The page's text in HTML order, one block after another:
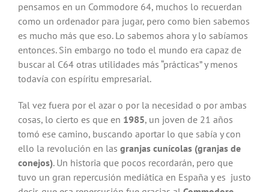
pensamos en un Commodore 64, muchos lo recuerdan
como un ordenador para jugar, pero como bien sabemos
es mucho más que eso. Lo sabemos ahora y lo sabíamos
entonces. Sin embargo no todo el mundo era capaz de
buscar al C64 otras utilidades más “prácticas” y menos
todavía con espíritu empresarial.
Tal vez fuera por el azar o por la necesidad o por ambas
cosas, lo cierto es que en 1985, un joven de 21 años
tomó ese camino, buscando aportar lo que sabía y con
ello la revolución en las granjas cunícolas (granjas de
conejos). Un historia que pocos recordarán, pero que
tuvo un gran repercusión mediática en España y es justo